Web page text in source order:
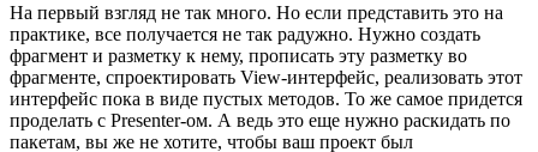
На первый взгляд не так много. Но если представить это на
практике, все получается не так радужно. Нужно создать
фрагмент и разметку к нему, прописать эту разметку во
фрагменте, спроектировать View-интерфейс, реализовать этот
интерфейс пока в виде пустых методов. То же самое придется
проделать с Presenter-ом. А ведь это еще нужно раскидать по
пакетам, вы же не хотите, чтобы ваш проект был